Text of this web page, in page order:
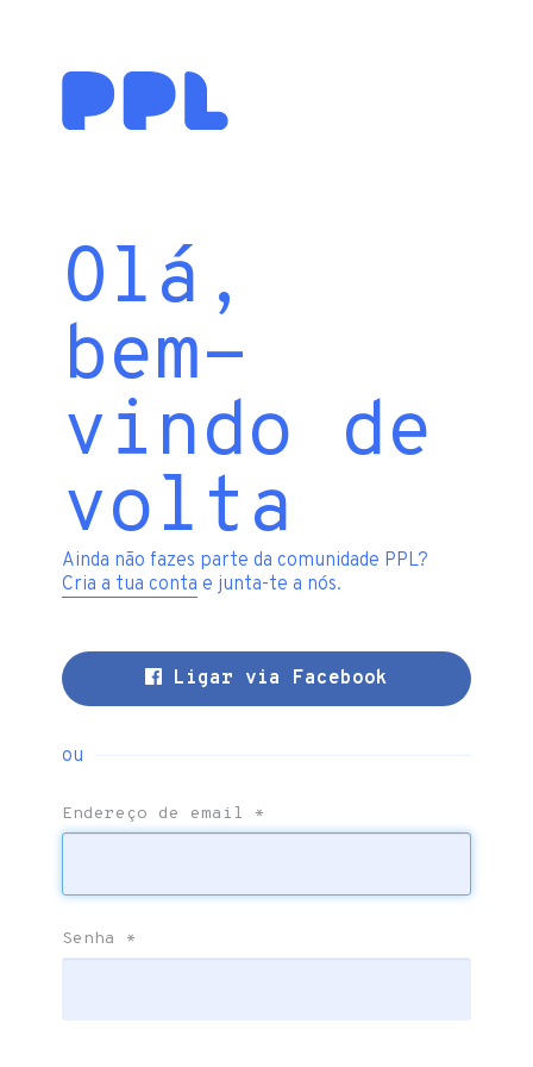
Olá,
bem-
vindo de
volta
Ainda não fazes parte da comunidade PPL?
Cria a tua conta e junta-te a nós.
Ligar via Facebook
ou
Endereço de email *
Senha *